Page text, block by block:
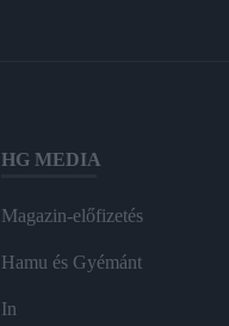
HG MEDIA
Magazin-előfizetés
Hamu és Gyémánt
In